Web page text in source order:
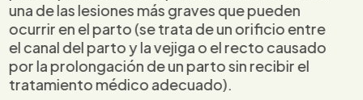
una de las lesiones más graves que pueden
ocurrir en el parto (se trata de un orificio entre
el canal del parto y la vejiga o el recto causado
por la prolongación de un parto sin recibir el
tratamiento médico adecuado).